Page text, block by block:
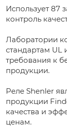
Использует 87
контроль
Лаборатории
стандартам UL
требования к
продукции.
Реле Shenler
продукции
качества и
ценам.